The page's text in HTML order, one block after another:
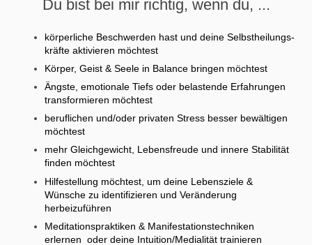
Du bist bei mir richtig, wenn du, ...
körperliche Beschwerden hast und deine Selbstheilungs-
kräfte aktivieren möchtest
Körper, Geist & Seele in Balance bringen möchtest
Ängste, emotionale Tiefs oder belastende Erfahrungen
transformieren möchtest
beruflichen und/oder privaten Stress besser bewältigen
möchtest
mehr Gleichgewicht, Lebensfreude und innere Stabilität
finden möchtest
Hilfestellung möchtest, um deine Lebensziele &
Wünsche zu identifizieren und Veränderung
herbeizuführen
Meditationspraktiken & Manifestationstechniken
erlernen oder deine Intuition/Medialität trainieren